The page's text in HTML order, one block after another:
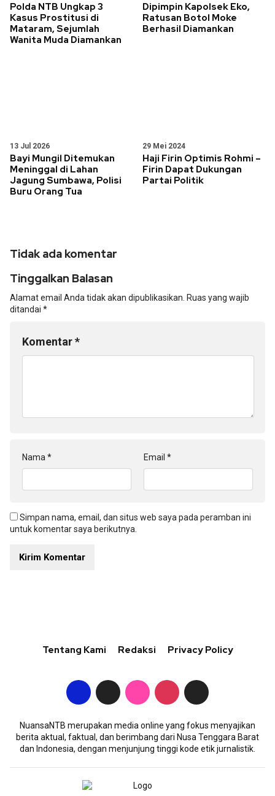
Polda NTB Ungkap 3
Kasus Prostitusi di
Mataram, Sejumlah
Wanita Muda Diamankan
Dipimpin Kapolsek Eko,
Ratusan Botol Moke
Berhasil Diamankan
13 Jul 2026
Bayi Mungil Ditemukan
Meninggal di Lahan
Jagung Sumbawa, Polisi
Buru Orang Tua
29 Mei 2024
Haji Firin Optimis Rohmi –
Firin Dapat Dukungan
Partai Politik
Tidak ada komentar
Tinggalkan Balasan
Alamat email Anda tidak akan dipublikasikan. Ruas yang wajib
ditandai *
Komentar*
Nama * Email *
Simpan nama, email, dan situs web saya pada peramban ini
untuk komentar saya berikutnya.
Tentang Kami Redaksi Privacy Policy
NuansaNTB merupakan media online yang fokus menyajikan
berita aktual, faktual, dan berimbang dari Nusa Tenggara Barat
dan Indonesia, dengan menjunjung tinggi kode etik jurnalistik.